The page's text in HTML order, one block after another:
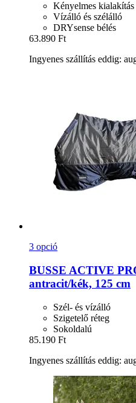
Kényelmes kialakítás
Vízálló és szélálló
DRYsense bélés
63.890 Ft
Ingyenes szállítás eddig:
3 opció
BUSSE ACTIVE
antracit/kék, 125 cm
Szél- és vízálló
Szigetelő réteg
Sokoldalú
85.190 Ft
Ingyenes szállítás eddig: